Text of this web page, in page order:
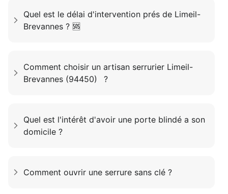
Quel est le délai d'intervention prés de Limeil-
Brevannes ? 🆘
Comment choisir un artisan serrurier Limeil-
Brevannes (94450) ?
Quel est l'intérêt d'avoir une porte blindé a son
domicile ?
Comment ouvrir une serrure sans clé ?